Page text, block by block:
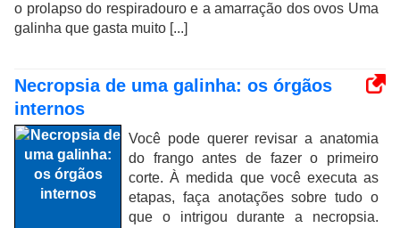
o prolapso do respiradouro e a amarração dos ovos Uma
galinha que gasta muito [...]
Necropsia de uma galinha: os órgãos
internos
Você pode querer revisar a anatomia
do frango antes de fazer o primeiro
corte. À medida que você executa as
etapas, faça anotações sobre tudo o
que o intrigou durante a necropsia.